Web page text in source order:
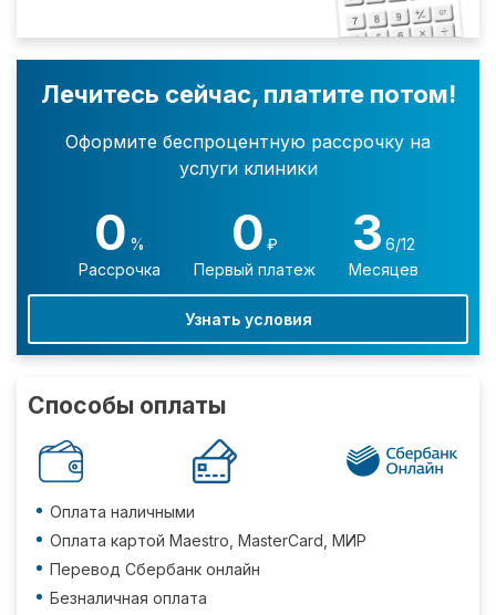
Лечитесь сейчас, платите потом!
Оформите беспроцентную рассрочку на
услуги клиники
0 %
Рассрочка
0 ₽
Первый платеж
3 6/12
Месяцев
Узнать условия
Способы оплаты
Оплата наличными
Оплата картой Maestro, MasterCard, МИР
Перевод Сбербанк онлайн
Безналичная оплата